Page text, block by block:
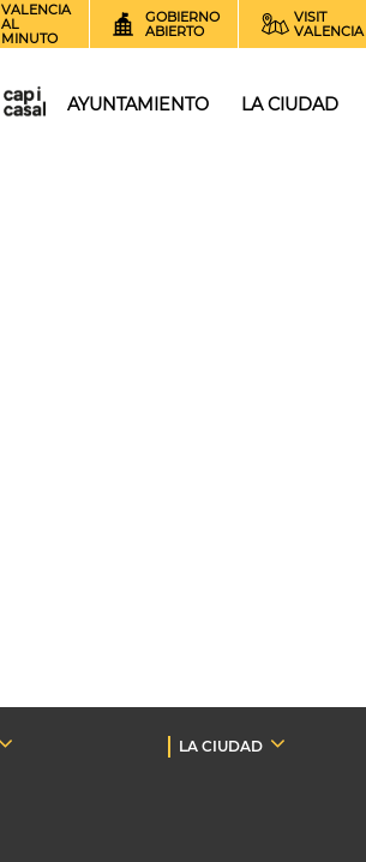
VALENCIA
AL
MINUTO
GOBIERNO
ABIERTO
VISIT
VALENCIA
AYUNTAMIENTO LA CIUDAD
LA CIUDAD